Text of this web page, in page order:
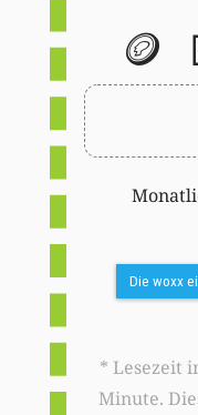
🪙
Die woxx
* Lesezeit
Minute.